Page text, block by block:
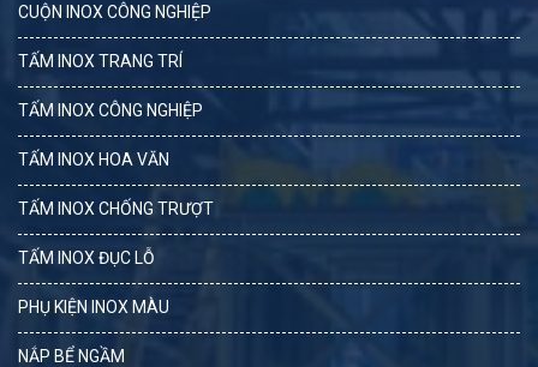
CUỘN INOX CÔNG NGHIỆP
TẤM INOX TRANG TRÍ
TẤM INOX CÔNG NGHIỆP
TẤM INOX HOA VĂN
TẤM INOX CHỐNG TRƯỢT
TẤM INOX ĐỤC LỖ
PHỤ KIỆN INOX MÀU
NẮP BỂ NGẦM